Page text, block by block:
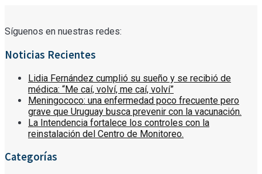
Síguenos en nuestras redes:
Noticias Recientes
Lidia Fernández cumplió su sueño y se recibió de
médica: “Me caí, volví, me caí, volví”
Meningococo: una enfermedad poco frecuente pero
grave que Uruguay busca prevenir con la vacunación.
La Intendencia fortalece los controles con la
reinstalación del Centro de Monitoreo.
Categorías